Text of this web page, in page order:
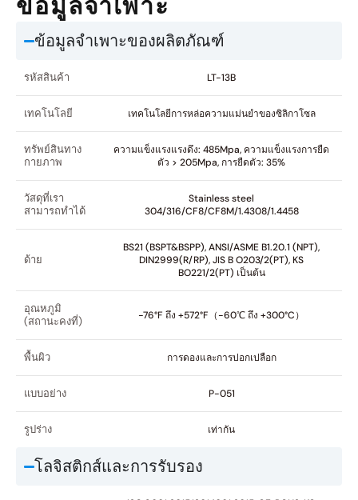
ข้อมูลจำเพาะของผลิตภัณฑ์
รหัสสินค้า LT-13B
เทคโนโลยี เทคโนโลยีการหล่อความแม่นยำของซิลิกาโซล
ทรัพย์สินทาง
กายภาพ
ความแข็งแรงแรงดึง: 485Mpa, ความแข็งแรงการยืด
ตัว > 205Mpa, การยืดตัว: 35%
วัสดุที่เรา
สามารถทำได้
Stainless steel
304/316/CF8/CF8M/1.4308/1.4458
ด้าย
BS21 (BSPT&BSPP), ANSI/ASME B1.20.1 (NPT),
DIN2999(R/RP), JIS B O203/2(PT), KS
BO221/2(PT) เป็นต้น
อุณหภูมิ
(สถานะคงที่)
-76°F ถึง +572°F（-60℃ ถึง +300°C）
พื้นผิว การดองและการปอกเปลือก
แบบอย่าง P-051
รูปร่าง เท่ากัน
โลจิสติกส์และการรับรอง